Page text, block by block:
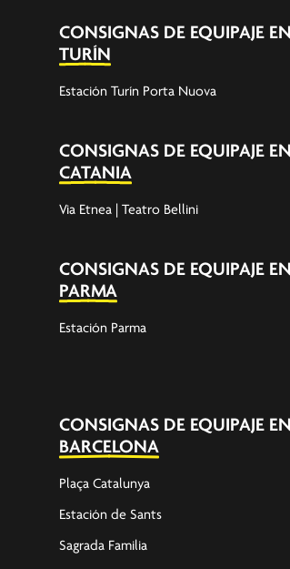
CONSIGNAS DE EQUIPAJE EN
TURÍN
Estación Turín Porta Nuova
CONSIGNAS DE EQUIPAJE EN
CATANIA
Via Etnea | Teatro Bellini
CONSIGNAS DE EQUIPAJE EN
PARMA
Estación Parma
CONSIGNAS DE EQUIPAJE EN
BARCELONA
Plaça Catalunya
Estación de Sants
Sagrada Familia